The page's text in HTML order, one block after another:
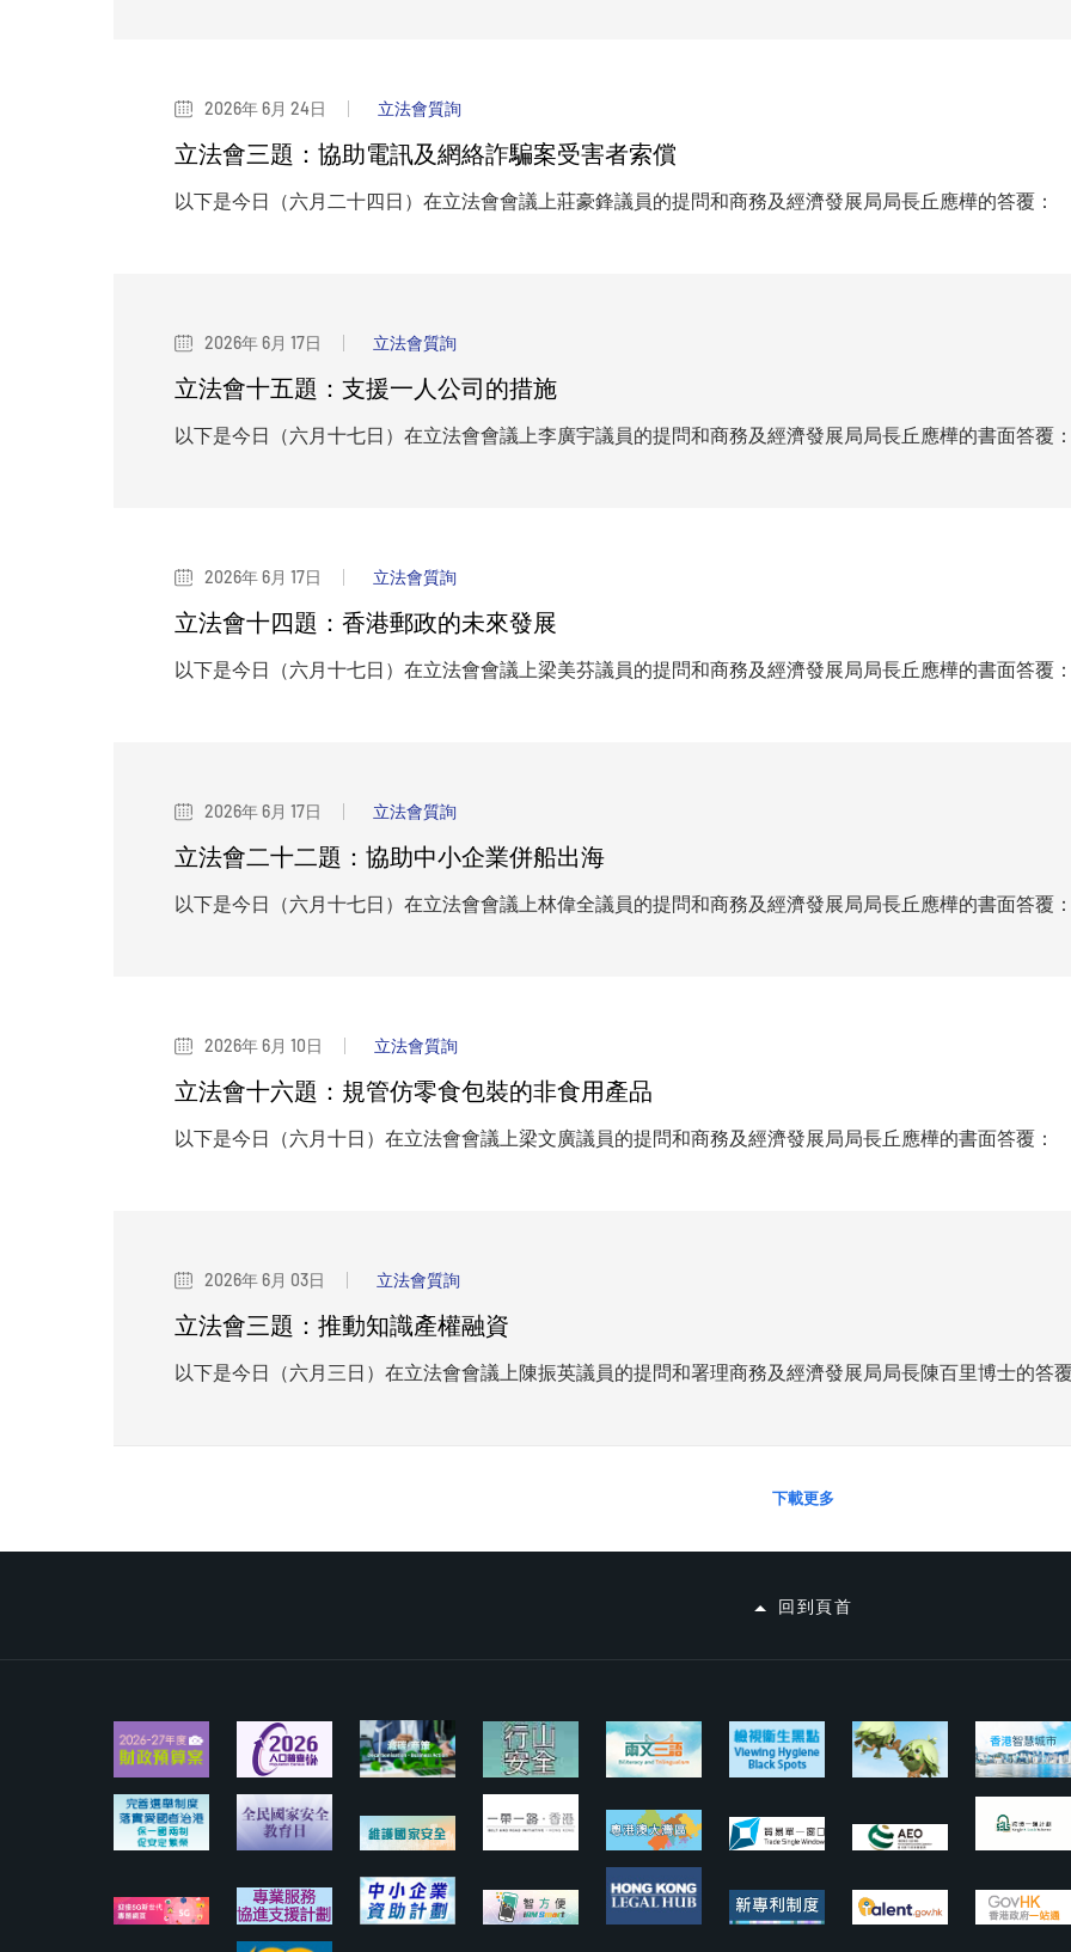
2026年 6月 24日 立法會質詢
立法會三題：協助電訊及網絡詐騙案受害者索償
以下是今日（六月二十四日）在立法會會議上莊豪鋒議員的提問和商務及經濟發展局局長丘應樺的答覆：
2026年 6月 17日 立法會質詢
立法會十五題：支援一人公司的措施
以下是今日（六月十七日）在立法會會議上李廣宇議員的提問和商務及經濟發展局局長丘應樺的書面答覆
2026年 6月 17日 立法會質詢
立法會十四題：香港郵政的未來發展
以下是今日（六月十七日）在立法會會議上梁美芬議員的提問和商務及經濟發展局局長丘應樺的書面答覆
2026年 6月 17日 立法會質詢
立法會二十二題：協助中小企業併船出海
以下是今日（六月十七日）在立法會會議上林偉全議員的提問和商務及經濟發展局局長丘應樺的書面答覆
2026年 6月 10日 立法會質詢
立法會十六題：規管仿零食包裝的非食用產品
以下是今日（六月十日）在立法會會議上梁文廣議員的提問和商務及經濟發展局局長丘應樺的書面答覆：
2026年 6月 03日 立法會質詢
立法會三題：推動知識產權融資
以下是今日（六月三日）在立法會會議上陳振英議員的提問和署理商務及經濟發展局局長陳百里博士的答
下載更多
回到頁首